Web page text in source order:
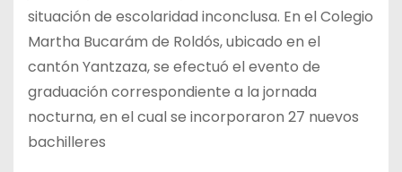
situación de escolaridad inconclusa. En el Colegio
Martha Bucarám de Roldós, ubicado en el
cantón Yantzaza, se efectuó el evento de
graduación correspondiente a la jornada
nocturna, en el cual se incorporaron 27 nuevos
bachilleres